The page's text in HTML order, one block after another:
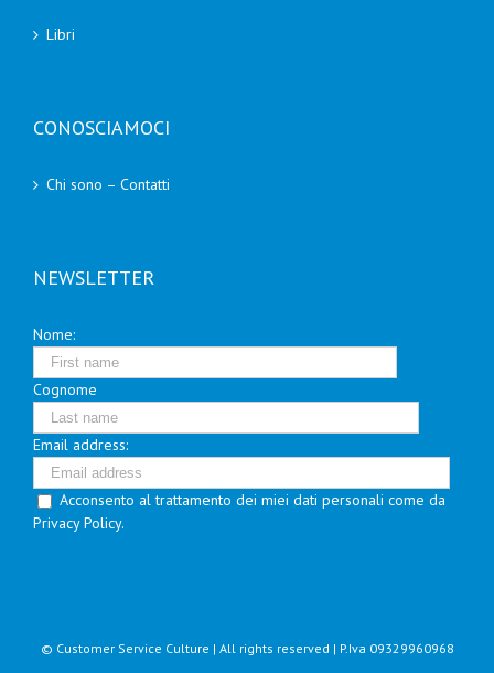
Libri
CONOSCIAMOCI
Chi sono – Contatti
NEWSLETTER
Nome:
Cognome
Email address:
Acconsento al trattamento dei miei dati personali come da
Privacy Policy.
© Customer Service Culture | All rights reserved | P.Iva 09329960968